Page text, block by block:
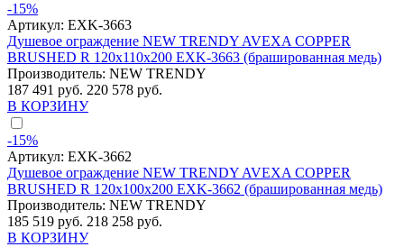
-15%
Артикул: EXK-3663
Душевое ограждение NEW TRENDY AVEXA COPPER
BRUSHED R 120x110x200 EXK-3663 (брашированная медь)
Производитель: NEW TRENDY
187 491 руб. 220 578 руб.
В КОРЗИНУ
-15%
Артикул: EXK-3662
Душевое ограждение NEW TRENDY AVEXA COPPER
BRUSHED R 120x100x200 EXK-3662 (брашированная медь)
Производитель: NEW TRENDY
185 519 руб. 218 258 руб.
В КОРЗИНУ